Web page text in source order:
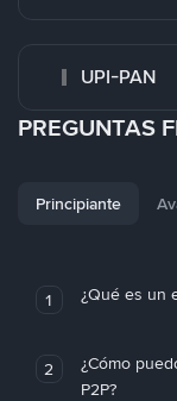
UPI-PAN
PREGUNTAS
Principiante
1 ¿Qué es un
2
¿Cómo
P2P?